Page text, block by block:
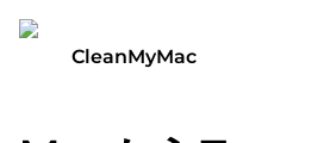
CleanMyMac